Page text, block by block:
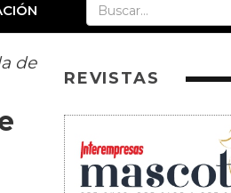
de
REVISTAS